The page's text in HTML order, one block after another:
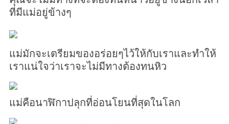
ที่มีแม่อยู่ข้างๆ
แม่มักจะเตรียมของอร่อยๆไว้ให้กับเราและทำให้
เราแน่ใจว่าเราจะไม่มีทางต้องทนหิว
แม่คือนาฬิกาปลุกที่อ่อนโยนที่สุดในโลก